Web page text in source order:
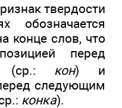
твердости
обозначается
конце слов, что
перед
(ср.: кон) и
следующим
конка).